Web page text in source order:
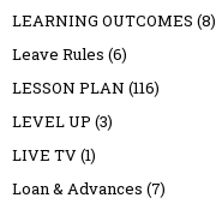
LEARNING OUTCOMES (8)
Leave Rules (6)
LESSON PLAN (116)
LEVEL UP (3)
LIVE TV(1)
Loan & Advances (7)